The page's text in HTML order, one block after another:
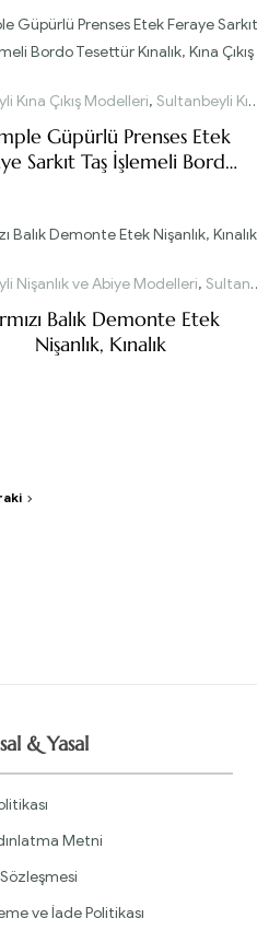
Kına Çıkış Modelleri, Sultanbeyli Kınalık Modelleri
Güpürlü Prenses Etek
Sarkıt Taş İşlemeli Bordo
Nişanlık ve Abiye Modelleri, Sultanbeyli Tesettür Nişanlık Modelleri
Balık Demonte Etek
Nişanlık, Kınalık
& Yasal
Metni
Sözleşmesi
ve İade Politikası